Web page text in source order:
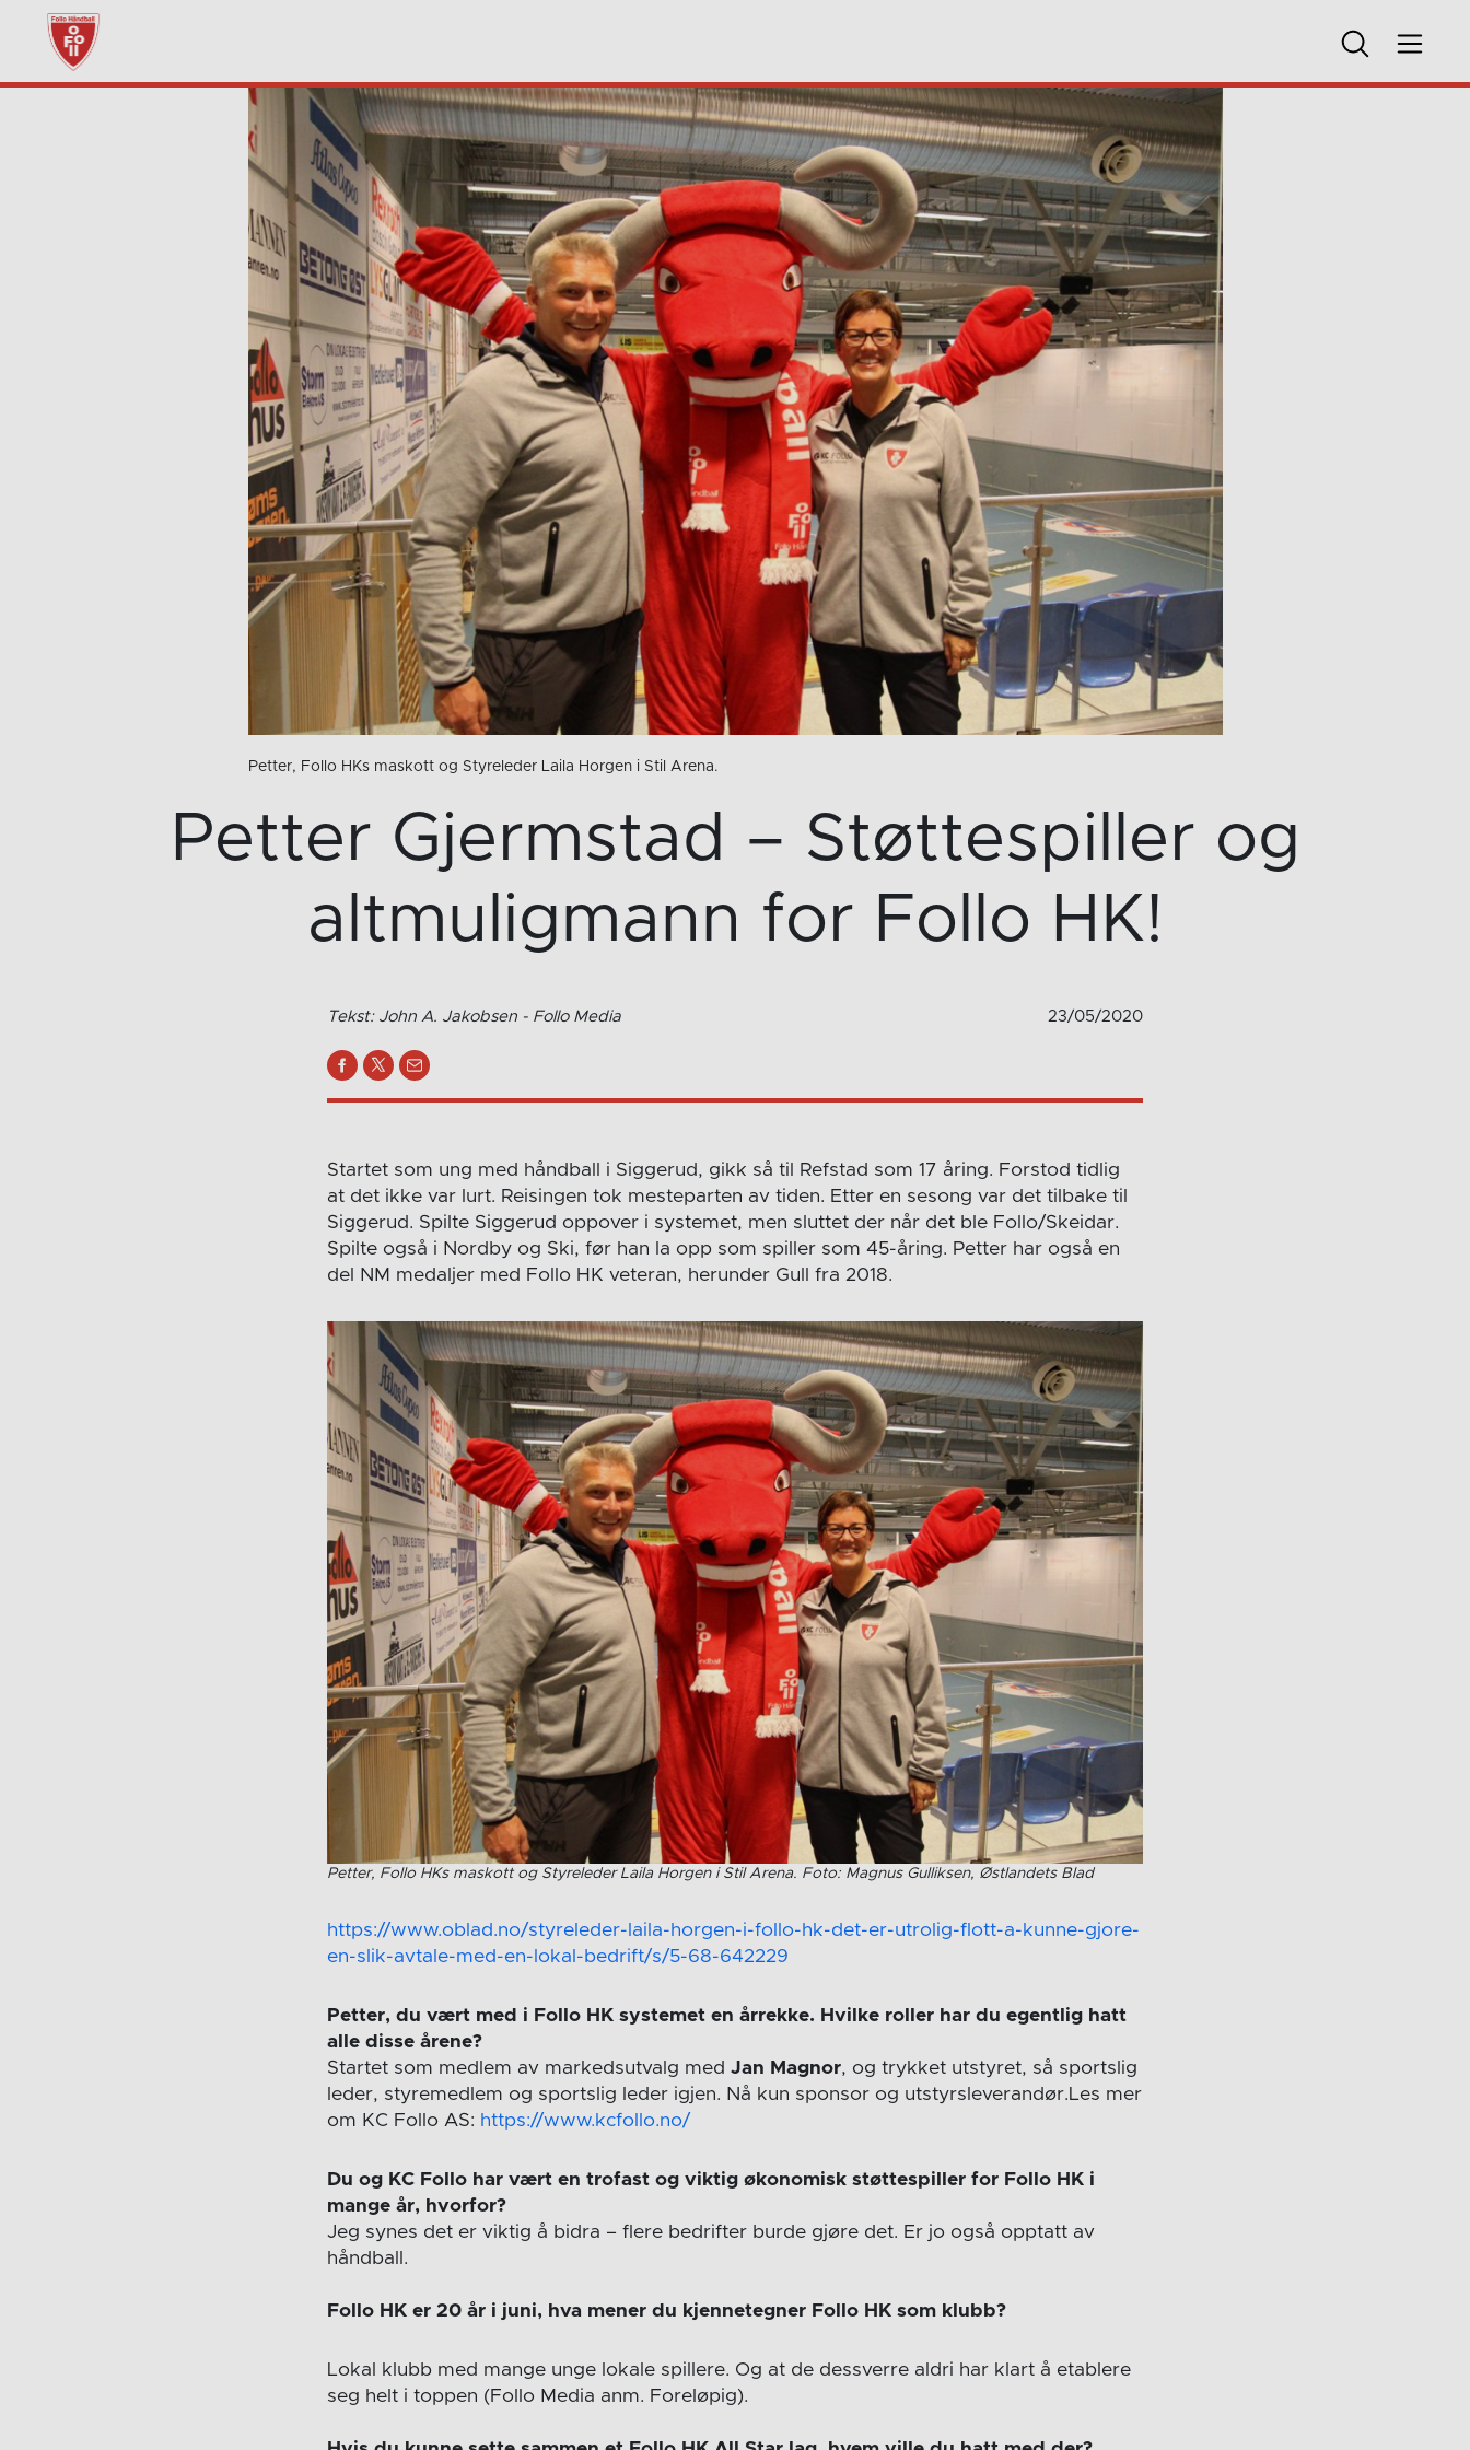
Petter, Follo HKs maskott og Styreleder Laila Horgen i Stil Arena.
Petter Gjermstad – Støttespiller og
altmuligmann for Follo HK!
Tekst: John A. Jakobsen - Follo Media 23/05/2020
Startet som ung med håndball i Siggerud, gikk så til Refstad som 17 åring. Forstod tidlig
at det ikke var lurt. Reisingen tok mesteparten av tiden. Etter en sesong var det tilbake til
Siggerud. Spilte Siggerud oppover i systemet, men sluttet der når det ble Follo/Skeidar.
Spilte også i Nordby og Ski, før han la opp som spiller som 45-åring. Petter har også en
del NM medaljer med Follo HK veteran, herunder Gull fra 2018.
Petter, Follo HKs maskott og Styreleder Laila Horgen i Stil Arena. Foto: Magnus Gulliksen, Østlandets Blad
https://www.oblad.no/styreleder-laila-horgen-i-follo-hk-det-er-utrolig-flott-a-kunne-gjore-
en-slik-avtale-med-en-lokal-bedrift/s/5-68-642229
Petter, du vært med i Follo HK systemet en årrekke. Hvilke roller har du egentlig hatt
alle disse årene?
Startet som medlem av markedsutvalg medJan Magnor, og trykket utstyret, så sportslig
leder, styremedlem og sportslig leder igjen. Nå kun sponsor og utstyrsleverandør.Les mer
om KC Follo AS: https://www.kcfollo.no/
Du og KC Follo har vært en trofast og viktig økonomisk støttespiller for Follo HK i
mange år, hvorfor?
Jeg synes det er viktig å bidra – flere bedrifter burde gjøre det. Er jo også opptatt av
håndball.
Follo HK er 20 år i juni, hva mener du kjennetegner Follo HK som klubb?
Lokal klubb med mange unge lokale spillere. Og at de dessverre aldri har klart å etablere
seg helt i toppen (Follo Media anm. Foreløpig).